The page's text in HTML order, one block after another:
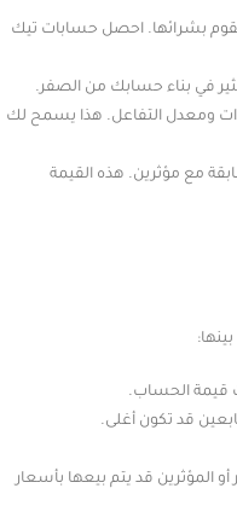
بشرائها. احصل حسابات تيك
في بناء حسابك من الصفر.
ومعدل التفاعل. هذا يسمح لك
مع مؤثرين. هذه القيمة
قيمة الحساب.
قد تكون أغلى.
المؤثرين قد يتم بيعها بأسعار